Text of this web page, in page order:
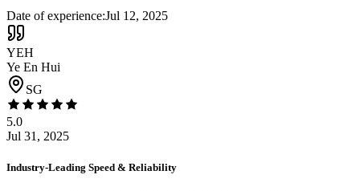
Date of experience:Jul 12, 2025
YEH
Ye En Hui
SG
5.0
Jul 31, 2025
Industry-Leading Speed & Reliability